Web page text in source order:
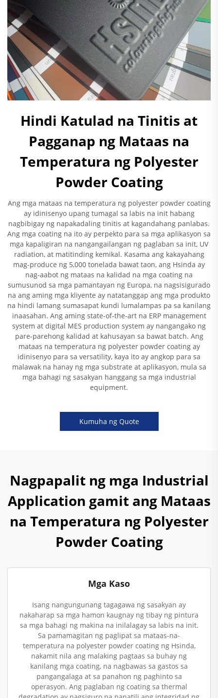
Hindi Katulad na Tinitis at
Pagganap ng Mataas na
Temperatura ng Polyester
Powder Coating
Ang mga mataas na temperatura ng polyester powder coating
ay idinisenyo upang tumagal sa labis na init habang
nagbibigay ng napakadaling tinitis at kagandahang panlabas.
Ang mga coating na ito ay perpekto para sa mga aplikasyon sa
mga kapaligiran na nangangailangan ng paglaban sa init, UV
radiation, at matitinding kemikal. Kasama ang kakayahang
mag-produce ng 5,000 tonelada bawat taon, ang Hsinda ay
nag-aabot ng mataas na kalidad na mga coating na
sumusunod sa mga pamantayan ng Europa, na nagsisigurado
na ang aming mga kliyente ay natatanggap ang mga produkto
na hindi lamang sumasapat kundi lumalampas pa sa kanilang
inaasahan. Ang aming state-of-the-art na ERP management
system at digital MES production system ay nangangako ng
pare-parehong kalidad at kahusayan sa bawat batch. Ang
mataas na temperatura ng polyester powder coating ay
idinisenyo para sa versatility, kaya ito ay angkop para sa
malawak na hanay ng mga substrate at aplikasyon, mula sa
mga bahagi ng sasakyan hanggang sa mga industrial
equipment.
Kumuha ng Quote
Nagpapalit ng mga Industrial
Application gamit ang Mataas
na Temperatura ng Polyester
Powder Coating
Mga Kaso
Isang nangungunang tagagawa ng sasakyan ay
nakaharap sa mga hamon kaugnay ng tibay ng pintura
sa mga bahagi ng makina na inilalagay sa labis na init.
Sa pamamagitan ng paglipat sa mataas-na-
temperatura na polyester powder coating ng Hsinda,
nakamit nila ang malaking pagtaas sa buhay ng
kanilang mga coating, na nagbawas sa gastos sa
pangangalaga at sa panahon ng paghinto sa
operasyon. Ang paglaban ng coating sa thermal